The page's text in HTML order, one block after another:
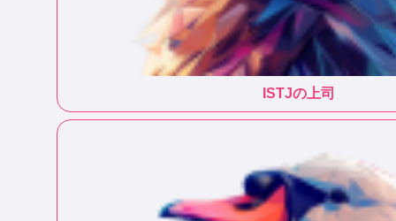
ISTJの上司